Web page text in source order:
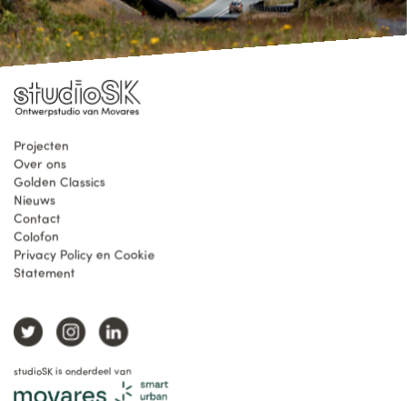
Projecten
Over ons
Golden Classics
Nieuws
Contact
Colofon
Privacy Policy en Cookie
Statement
studioSK is onderdeel van